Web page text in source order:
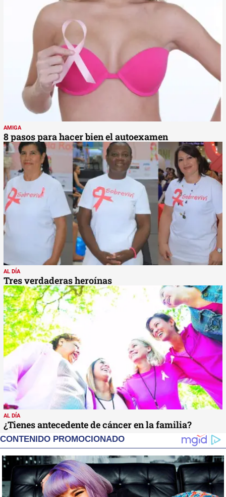
AMIGA
8 pasos para hacer bien el autoexamen
AL DÍA
Tres verdaderas heroínas
AL DÍA
¿Tienes antecedente de cáncer en la familia?
CONTENIDO PROMOCIONADO